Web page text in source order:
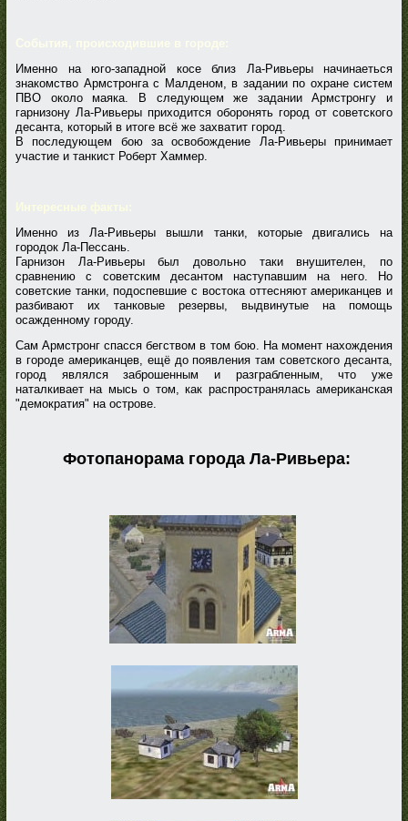
Именно на юго-западной косе близ Ла-Ривьеры начинаеться
знакомство Армстронга с Малденом, в задании по охране систем
ПВО около маяка. В следующем же задании Армстронгу и
гарнизону Ла-Ривьеры приходится оборонять город от советского
десанта, который в итоге всё же захватит город.
В последующем бою за освобождение Ла-Ривьеры принимает
участие и танкист Роберт Хаммер.
Именно из Ла-Ривьеры вышли танки, которые двигались на
городок Ла-Пессань.
Гарнизон Ла-Ривьеры был довольно таки внушителен, по
сравнению с советским десантом наступавшим на него. Но
советские танки, подоспевшие с востока оттесняют американцев и
разбивают их танковые резервы, выдвинутые на помощь
осажденному городу.
Сам Армстронг спасся бегством в том бою. На момент нахождения
в городе американцев, ещё до появления там советского десанта,
город являлся заброшенным и разграбленным, что уже
наталкивает на мысь о том, как распространялась американская
"демократия" на острове.
Фотопанорама города Ла-Ривьера: